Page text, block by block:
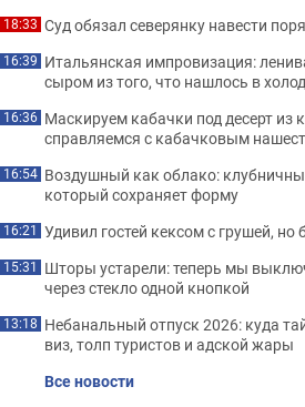
18:33 Суд обязал северянку навести
16:39 Итальянская импровизация:
сыром из того, что нашлось в
16:36 Маскируем кабачки под десерт из
справляемся с кабачковым
16:54 Воздушный как облако:
который сохраняет форму
16:21 Удивил гостей кексом с грушей, но
15:31 Шторы устарели: теперь мы
через стекло одной кнопкой
13:18 Небанальный отпуск 2026: куда
виз, толп туристов и адской жары
Все новости